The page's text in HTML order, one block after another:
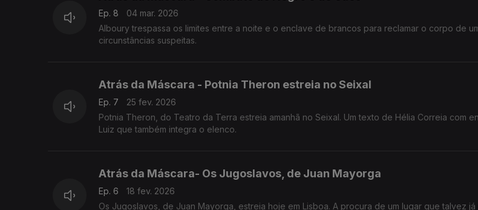
Ep. 8
04 mar. 2026
Alboury trespassa os limites entre a noite e o enclave de brancos para reclamar o corpo de
circunstâncias suspeitas.
Atrás da Máscara - Potnia Theron estreia no Seixal
Ep. 7
25 fev. 2026
Potnia Theron, do Teatro da Terra estreia amanhã no Seixal. Um texto de Hélia Correia com
Luiz que também integra o elenco.
Atrás da Máscara- Os Jugoslavos, de Juan Mayorga
Ep. 6
18 fev. 2026
Os Jugoslavos, de Juan Mayorga, estreia hoje em Lisboa. A procura de um lugar que talvez